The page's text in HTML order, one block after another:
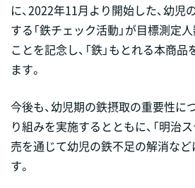
に、2022年11月より開始した、幼
する「鉄チェック活動」が目標測定
ことを記念し、「鉄」もとれる本商
ます。
今後も、幼児期の鉄摂取の重要性に
り組みを実施するとともに、「明治
売を通じて幼児の鉄不足の解消な
す。